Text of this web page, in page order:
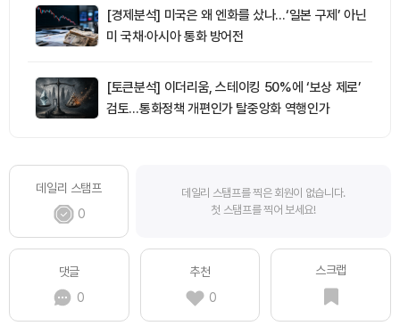
[경제분석] 미국은 왜 엔화를 샀나…‘일본 구제’ 아닌
미 국채·아시아 통화 방어전
[토큰분석] 이더리움, 스테이킹 50%에 ‘보상 제로’
검토…통화정책 개편인가 탈중앙화 역행인가
데일리 스탬프
0
데일리 스탬프를 찍은 회원이 없습니다.
첫 스탬프를 찍어 보세요!
댓글
0
추천
0
스크랩